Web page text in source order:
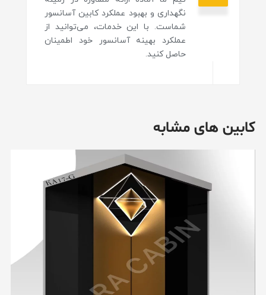
نگهداری و بهبود عملکرد کابین آسانسور
شماست. با این خدمات، می‌توانید از
عملکرد بهینه آسانسور خود اطمینان
حاصل کنید.
کابین های مشابه